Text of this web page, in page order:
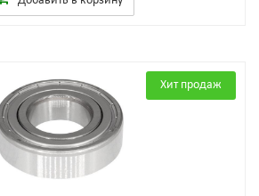
Хит продаж